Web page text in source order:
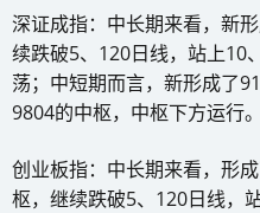
深证成指：中长期来看，新
续跌破5、120日线，站上10
荡；中短期而言，新形成了
9804的中枢，中枢下方运行。
创业板指：中长期来看，形
枢，继续跌破5、120日线，